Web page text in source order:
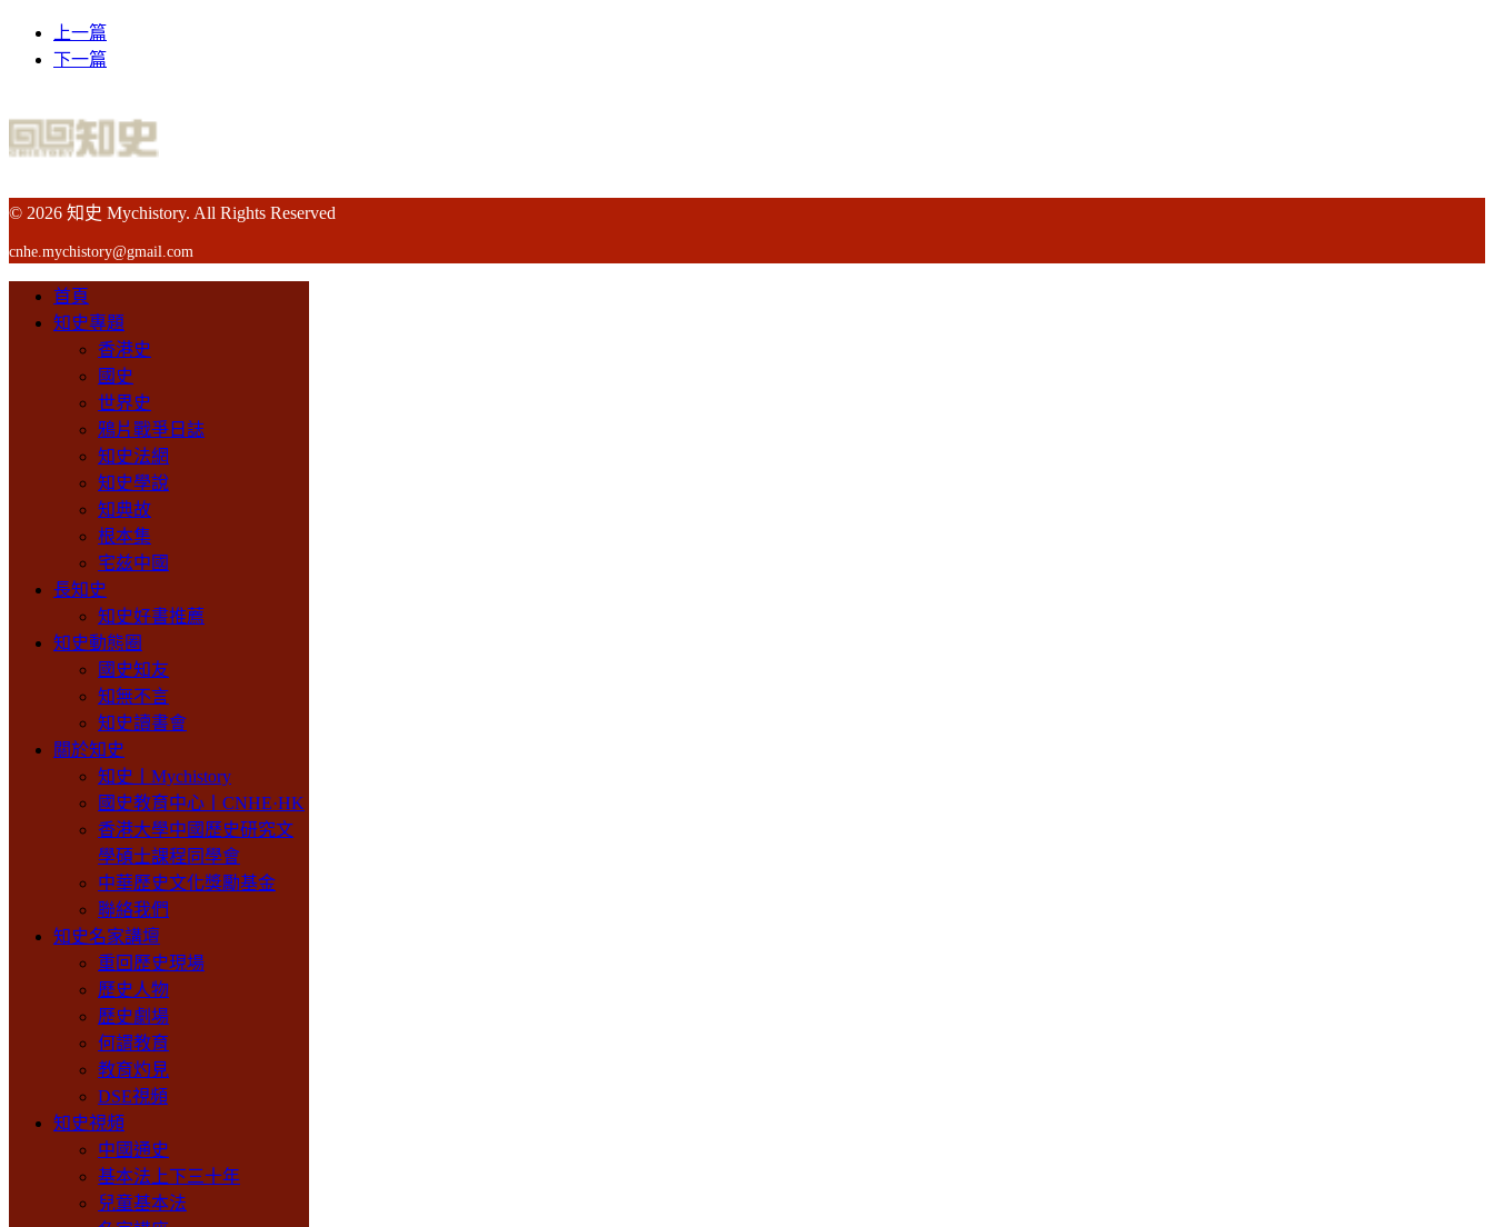
上一篇
下一篇
© 2026 知史 Mychistory. All Rights Reserved
cnhe.mychistory@gmail.com
首頁
知史專題
香港史
國史
世界史
鴉片戰爭日誌
知史法網
知史學說
知典故
根本集
宅兹中國
長知史
知史好書推薦
知史動態圈
國史知友
知無不言
知史讀書會
關於知史
知史丨Mychistory
國史教育中心丨CNHE·HK
香港大學中國歷史研究文
學碩士課程同學會
中華歷史文化獎勵基金
聯絡我們
知史名家講壇
重回歷史現場
歷史人物
歷史劇場
何謂教育
教育灼見
DSE視頻
知史視頻
中國通史
基本法上下三十年
兒童基本法